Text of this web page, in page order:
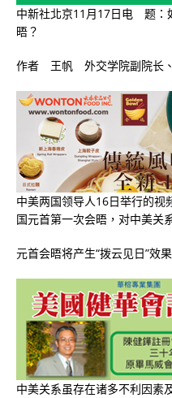
中新社北京11月17日电 题：
晤？
作者 王帆 外交学院副院长
中美两国领导人16日举行的视
国元首第一次会晤，对中美关
元首会晤将产生“拨云见日”效果
中美关系虽存在诸多不利因素